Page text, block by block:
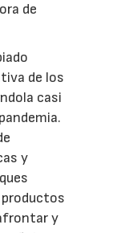
de
de los
casi
y
y